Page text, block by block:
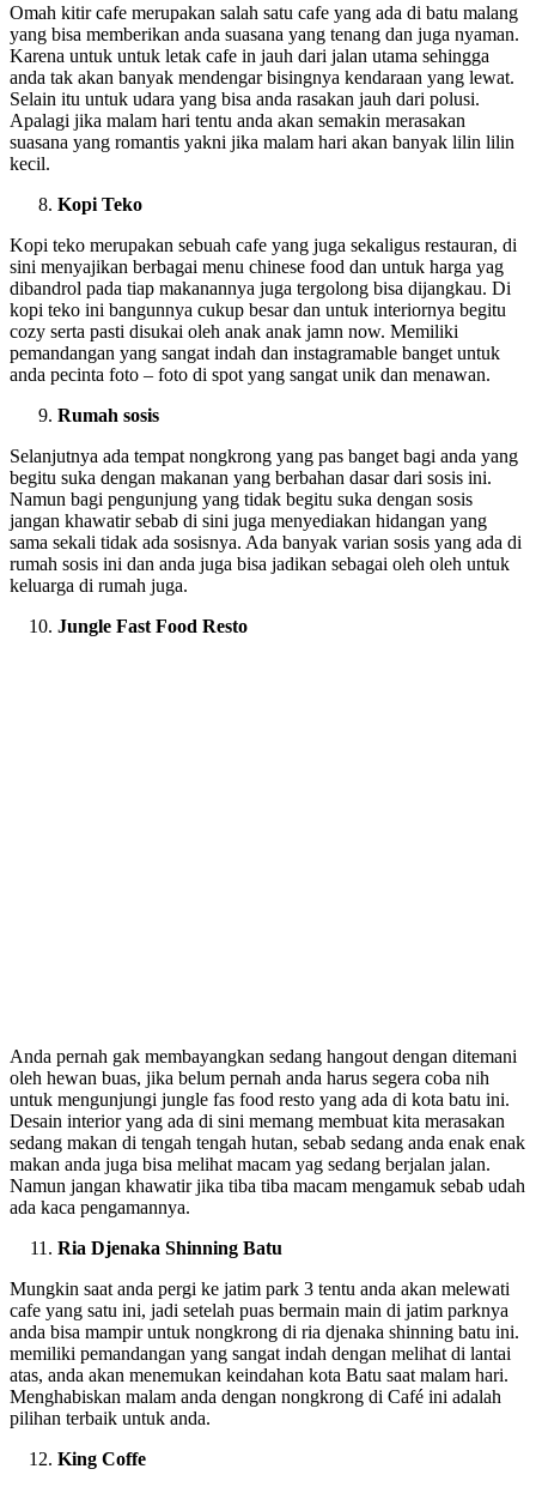
Omah kitir cafe merupakan salah satu cafe yang ada di batu malang
yang bisa memberikan anda suasana yang tenang dan juga nyaman.
Karena untuk untuk letak cafe in jauh dari jalan utama sehingga
anda tak akan banyak mendengar bisingnya kendaraan yang lewat.
Selain itu untuk udara yang bisa anda rasakan jauh dari polusi.
Apalagi jika malam hari tentu anda akan semakin merasakan
suasana yang romantis yakni jika malam hari akan banyak lilin lilin
kecil.
Kopi Teko
Kopi teko merupakan sebuah cafe yang juga sekaligus restauran, di
sini menyajikan berbagai menu chinese food dan untuk harga yag
dibandrol pada tiap makanannya juga tergolong bisa dijangkau. Di
kopi teko ini bangunnya cukup besar dan untuk interiornya begitu
cozy serta pasti disukai oleh anak anak jamn now. Memiliki
pemandangan yang sangat indah dan instagramable banget untuk
anda pecinta foto – foto di spot yang sangat unik dan menawan.
Rumah sosis
Selanjutnya ada tempat nongkrong yang pas banget bagi anda yang
begitu suka dengan makanan yang berbahan dasar dari sosis ini.
Namun bagi pengunjung yang tidak begitu suka dengan sosis
jangan khawatir sebab di sini juga menyediakan hidangan yang
sama sekali tidak ada sosisnya. Ada banyak varian sosis yang ada di
rumah sosis ini dan anda juga bisa jadikan sebagai oleh oleh untuk
keluarga di rumah juga.
Jungle Fast Food Resto
Anda pernah gak membayangkan sedang hangout dengan ditemani
oleh hewan buas, jika belum pernah anda harus segera coba nih
untuk mengunjungi jungle fas food resto yang ada di kota batu ini.
Desain interior yang ada di sini memang membuat kita merasakan
sedang makan di tengah tengah hutan, sebab sedang anda enak enak
makan anda juga bisa melihat macam yag sedang berjalan jalan.
Namun jangan khawatir jika tiba tiba macam mengamuk sebab udah
ada kaca pengamannya.
Ria Djenaka Shinning Batu
Mungkin saat anda pergi ke jatim park 3 tentu anda akan melewati
cafe yang satu ini, jadi setelah puas bermain main di jatim parknya
anda bisa mampir untuk nongkrong di ria djenaka shinning batu ini.
memiliki pemandangan yang sangat indah dengan melihat di lantai
atas, anda akan menemukan keindahan kota Batu saat malam hari.
Menghabiskan malam anda dengan nongkrong di Café ini adalah
pilihan terbaik untuk anda.
King Coffe